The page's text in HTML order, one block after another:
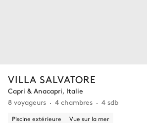
VILLA SALVATORE
Capri & Anacapri, Italie
8 voyageurs
4 chambres 4 sdb
Piscine extérieure Vue sur la mer